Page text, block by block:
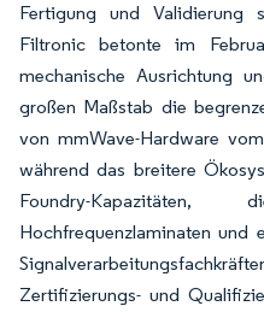
Fertigung und Validierung
Filtronic betonte im
mechanische Ausrichtung
großen Maßstab die
von mmWave-Hardware
während das breitere
Foundry-
Hochfrequenzlaminaten und
Zertifizierungs- und